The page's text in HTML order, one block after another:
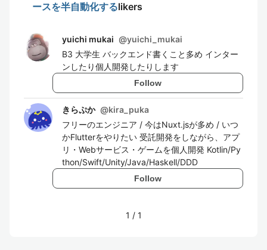
ースを半自動化するlikers
yuichi mukai @yuichi_mukai
B3 大学生 バックエンド書くこと多め インター
ンしたり個人開発したりします
Follow
きらぷか @kira_puka
フリーのエンジニア / 今はNuxt.jsが多め / いつ
かFlutterをやりたい 受託開発をしながら、アプ
リ・Webサービス・ゲームを個人開発 Kotlin/Py
thon/Swift/Unity/Java/Haskell/DDD
Follow
1 / 1